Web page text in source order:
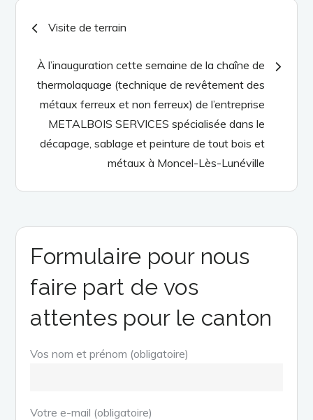
Navigation
de
l’article
Visite de terrain
À l’inauguration cette semaine de la chaîne de
thermolaquage (technique de revêtement des
métaux ferreux et non ferreux) de l’entreprise
METALBOIS SERVICES spécialisée dans le
décapage, sablage et peinture de tout bois et
métaux à Moncel-Lès-Lunéville
Formulaire pour nous
faire part de vos
attentes pour le canton
Vos nom et prénom (obligatoire)
Votre e-mail (obligatoire)